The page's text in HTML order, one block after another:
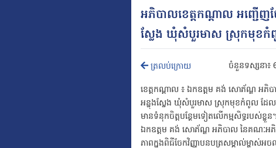
អភិបាលខេត្តកណ្ដាល អញ្ជើញច
ស្លែង ឃុំសំបួរមាស ស្រុកមុខ
ត្រលប់ក្រោយ ចំនួនទស្សនា៖
ខេត្តកណ្តាល ៖ ឯកឧត្ដម គង់ សោភ័ណ្ឌ អភិប
អន្លុងស្លែង ឃុំសំបួរមាស ស្រុកមុខកំពូល ដែលទ
មានទំនុកចិត្តបន្ថែមទៀតលើកម្មសិទ្ធរបស់ខ្លួន
ឯកឧត្ដម គង់ សោភ័ណ្ឌ អភិបាល នៃគណៈអភិប
ភាពក្នុងពិធីចែកវិញ្ញាបនបត្រសម្គាល់ម្ចាស់